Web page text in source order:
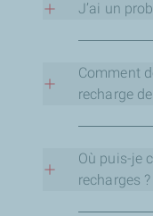
technique au
+352 27 30 28
J’ai un
technique au
+352 27 30 28 25
Comment
recharge
l’instant de
mais cette
Où puis-je
recharges ?